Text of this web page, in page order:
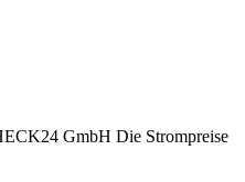
GmbH Die Strompreise